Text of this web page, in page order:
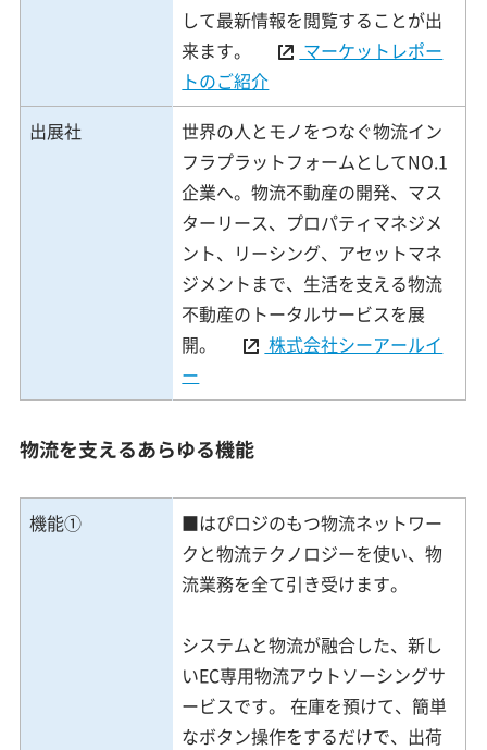
して最新情報を閲覧することが出
来ます。
マーケットレポー
トのご紹介
出展社
世界の人とモノをつなぐ物流イン
フラプラットフォームとしてNO.1
企業へ。物流不動産の開発、マス
ターリース、プロパティマネジメ
ント、リーシング、アセットマネ
ジメントまで、生活を支える物流
不動産のトータルサービスを展
開。
株式会社シーアールイ
ー
物流を支えるあらゆる機能
機能①
■はぴロジのもつ物流ネットワー
クと物流テクノロジーを使い、物
流業務を全て引き受けます。
システムと物流が融合した、新し
いEC専用物流アウトソーシングサ
ービスです。 在庫を預けて、簡単
なボタン操作をするだけで、出荷